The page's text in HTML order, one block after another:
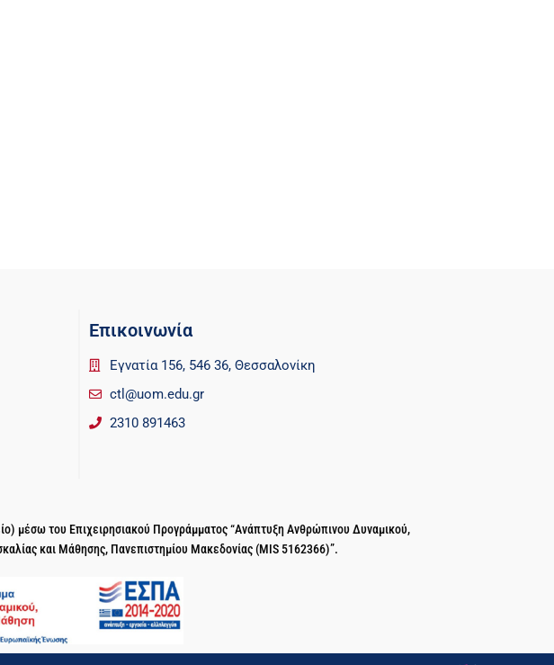
Επικοινωνία
Εγνατία 156, 546 36, Θεσσαλονίκη
ctl@uom.edu.gr
2310 891463
μέσω του Επιχειρησιακού Προγράμματος “Ανάπτυξη Ανθρώπινου Δυναμικού,
και Μάθησης, Πανεπιστημίου Μακεδονίας (MIS 5162366)”.